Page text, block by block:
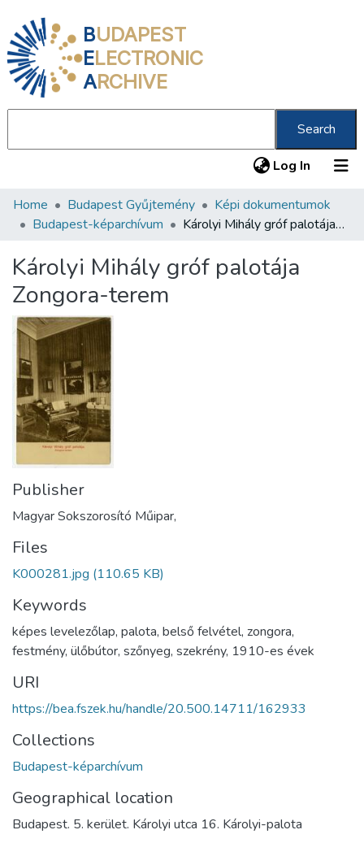
BUDAPEST
ELECTRONIC
ARCHIVE
Search
Log In (current)
Communities & Collections
Statistics
About us
Home Budapest Gyűjtemény
Képi dokumentumok
Budapest-képarchívum
Károlyi Mihály gróf palotája Zongora-terem
Károlyi Mihály gróf palotája
Zongora-terem
Publisher
Magyar Sokszorosító Műipar,
Files
K000281.jpg (110.65 KB)
Keywords
képes levelezőlap, palota, belső felvétel, zongora,
festmény, ülőbútor, szőnyeg, szekrény, 1910-es évek
URI
https://bea.fszek.hu/handle/20.500.14711/162933
Collections
Budapest-képarchívum
Geographical location
Budapest. 5. kerület. Károlyi utca 16. Károlyi-palota